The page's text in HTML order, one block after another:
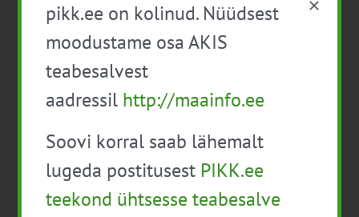
tasuta
Eelmine See nädal
Telli kalender
pikk.ee on kolinud. Nüüdsest
moodustame osa AKIS
teabesalvest
aadressil http://maainfo.ee
Soovi korral saab lähemalt
lugeda postitusest PIKK.ee
teekond ühtsesse teabesalve